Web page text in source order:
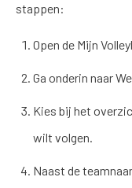
stappen:
Open de Mijn
Ga onderin naar
Kies bij het
wilt volgen.
Naast de